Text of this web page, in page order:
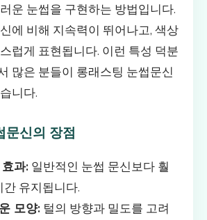
운 눈썹을 구현하는 방법입니다.
에 비해 지속력이 뛰어나고, 색상
럽게 표현됩니다. 이런 특성 덕분
많은 분들이 롱래스팅 눈썹문신
니다.
문신의 장점
과: 일반적인 눈썹 문신보다 훨
간 유지됩니다.
모양: 털의 방향과 밀도를 고려